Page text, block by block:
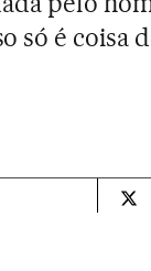
só é coisa